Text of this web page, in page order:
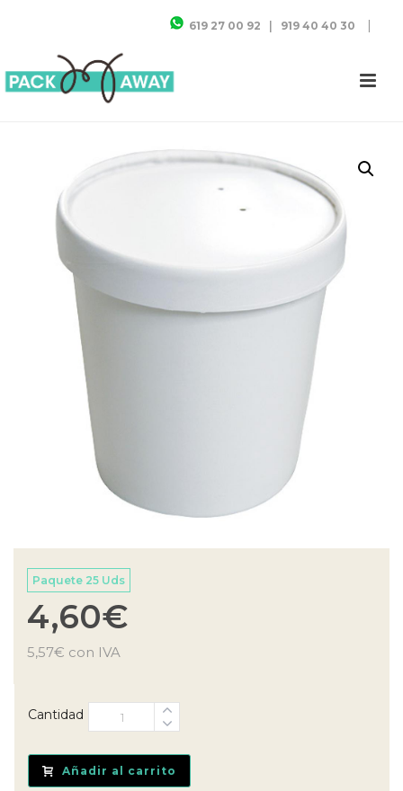
619 27 00 92 919 40 40 30 |
Paquete 25 Uds
4,60€
5,57€ con IVA
Cantidad
Añadir al carrito